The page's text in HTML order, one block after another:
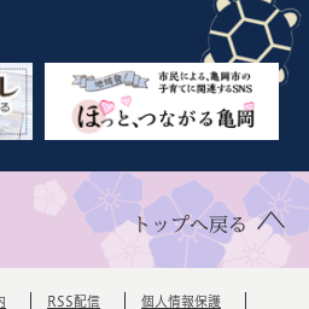
トップへ戻る
RSS配信 個人情報保護